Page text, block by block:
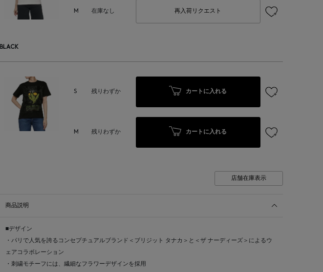
M 在庫なし 再入荷リクエスト
BLACK
S 残りわずか カートに入れる
M 残りわずか カートに入れる
店舗在庫表示
商品説明
■デザイン
・パリで人気を誇るコンセプチュアルブランド＜ブリジット タナカ＞と＜ザ ナーディーズ＞によるウ
ェアコラボレーション
・刺繍モチーフには、繊細なフラワーデザインを採用